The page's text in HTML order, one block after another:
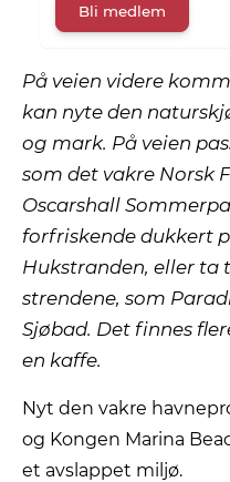
Bli medlem
På veien videre
kan nyte den
og mark. På veien
som det vakre Norsk
Oscarshall
forfriskende dukkert
Hukstranden, eller ta
strendene, som
Sjøbad. Det finnes
en kaffe.
Nyt den vakre
og Kongen Marina
et avslappet miljø.